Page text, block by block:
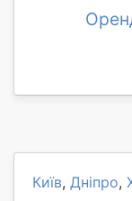
Київ, Дніпро,